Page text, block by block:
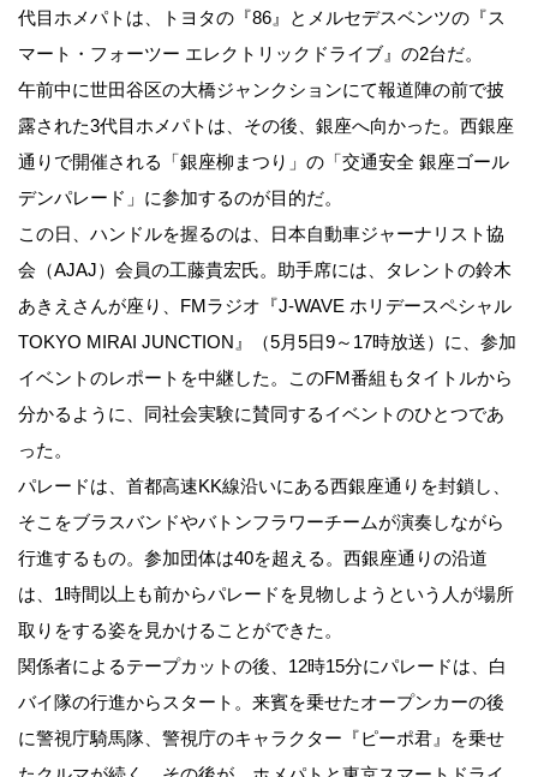
代目ホメパトは、トヨタの『86』とメルセデスベンツの『ス
マート・フォーツー エレクトリックドライブ』の2台だ。
午前中に世田谷区の大橋ジャンクションにて報道陣の前で披
露された3代目ホメパトは、その後、銀座へ向かった。西銀座
通りで開催される「銀座柳まつり」の「交通安全 銀座ゴール
デンパレード」に参加するのが目的だ。
この日、ハンドルを握るのは、日本自動車ジャーナリスト協
会（AJAJ）会員の工藤貴宏氏。助手席には、タレントの鈴木
あきえさんが座り、FMラジオ『J-WAVE ホリデースペシャル
TOKYO MIRAI JUNCTION』（5月5日9～17時放送）に、参加
イベントのレポートを中継した。このFM番組もタイトルから
分かるように、同社会実験に賛同するイベントのひとつであ
った。
パレードは、首都高速KK線沿いにある西銀座通りを封鎖し、
そこをブラスバンドやバトンフラワーチームが演奏しながら
行進するもの。参加団体は40を超える。西銀座通りの沿道
は、1時間以上も前からパレードを見物しようという人が場所
取りをする姿を見かけることができた。
関係者によるテープカットの後、12時15分にパレードは、白
バイ隊の行進からスタート。来賓を乗せたオープンカーの後
に警視庁騎馬隊、警視庁のキャラクター『ピーポ君』を乗せ